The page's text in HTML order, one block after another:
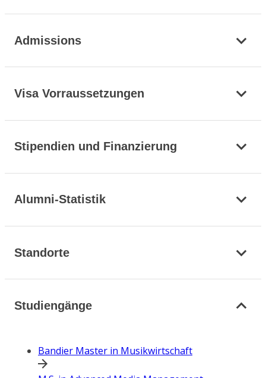
Admissions
Visa Vorraussetzungen
Stipendien und Finanzierung
Alumni-Statistik
Standorte
Studiengänge
Bandier Master in Musikwirtschaft